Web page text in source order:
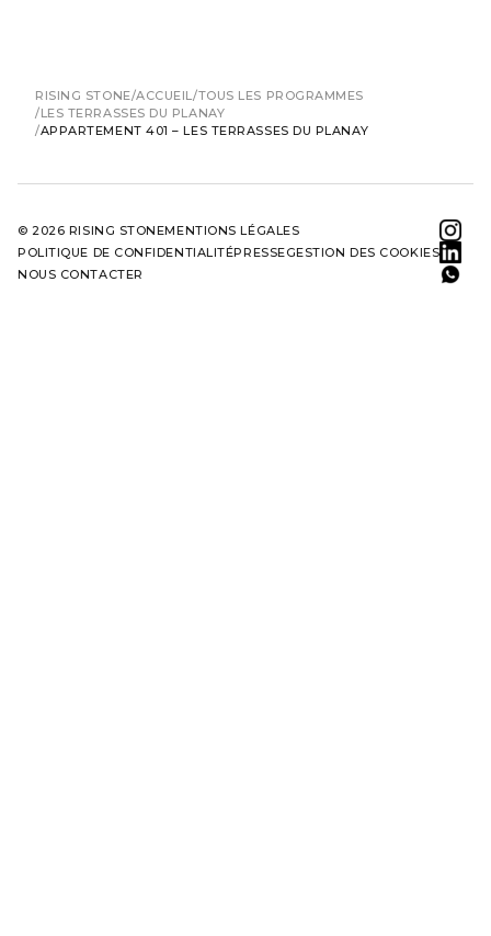
RISING STONE ACCUEIL TOUS LES PROGRAMMES
LES TERRASSES DU PLANAY
APPARTEMENT 401 – LES TERRASSES DU PLANAY
© 2026 RISING STONEMENTIONS LÉGALES
POLITIQUE DE CONFIDENTIALITÉPRESSEGESTION DES COOKIES
NOUS CONTACTER